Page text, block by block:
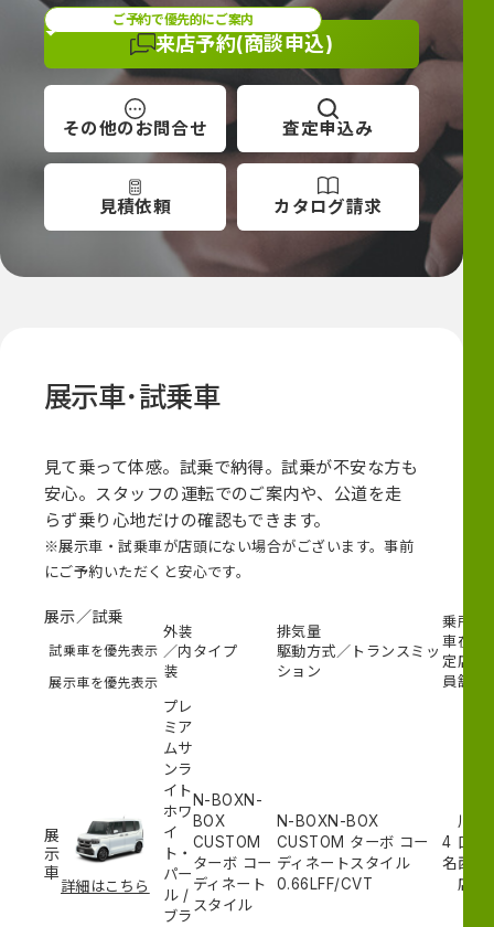
ご予約で優先的にご案内
来店予約(商談申込)
その他の お問合せ 査定申込み
見積依頼 カタログ請求
展示車･試乗車
見て乗って体感。試乗で納得。試乗が不安な方も
安心。スタッフの運転でのご案内や、公道を走
らず乗り心地だけの確認もできます。
※展示車・試乗車が店頭にない場合がございます。事前
にご予約いただくと安心です。
展示／試乗
試乗車を優先表示
展示車を優先表示
外装
／内
装
タイプ
排気量
駆動方式／トランスミッ
ション
乗
車
定
員
所
在
店
舗
展
示
車
詳細はこちら
プレ
ミア
ムサ
ンラ
イト
ホワ
イ
ト・
パー
ル/
ブラ
N-BOXN-
BOX
CUSTOM
ターボ コー
ディネート
スタイル
N-BOXN-BOX
CUSTOM ターボ コー
ディネートスタイル
0.66LFF/CVT
4
名
川
口
西
店